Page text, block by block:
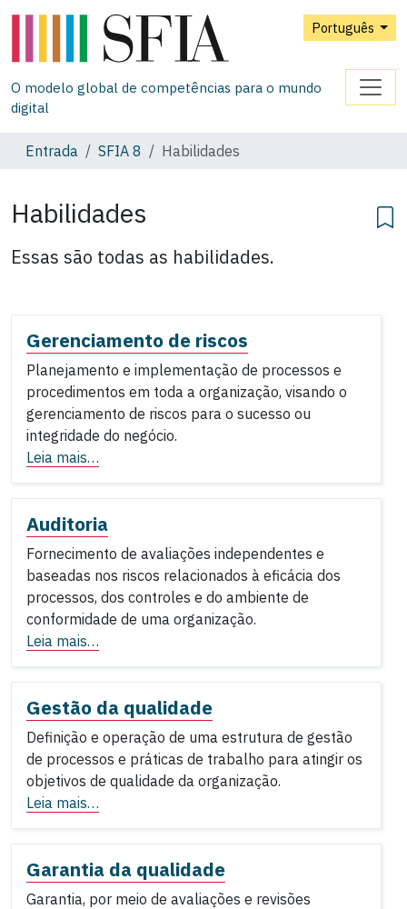
Português
O modelo global de competências para o mundo
digital
Entrada SFIA 8 Habilidades
Habilidades
Essas são todas as habilidades.
Gerenciamento de riscos
Planejamento e implementação de processos e
procedimentos em toda a organização, visando o
gerenciamento de riscos para o sucesso ou
integridade do negócio.
Leia mais…
Auditoria
Fornecimento de avaliações independentes e
baseadas nos riscos relacionados à eficácia dos
processos, dos controles e do ambiente de
conformidade de uma organização.
Leia mais…
Gestão da qualidade
Definição e operação de uma estrutura de gestão
de processos e práticas de trabalho para atingir os
objetivos de qualidade da organização.
Leia mais…
Garantia da qualidade
Garantia, por meio de avaliações e revisões